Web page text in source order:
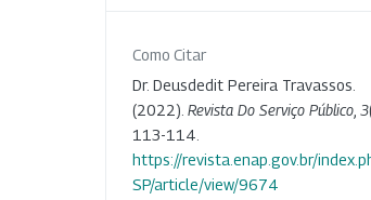
Como Citar
Dr. Deusdedit Pereira Travassos.
(2022). Revista Do Serviço Público, 3
113-114.
https://revista.enap.gov.br/
SP/article/view/9674